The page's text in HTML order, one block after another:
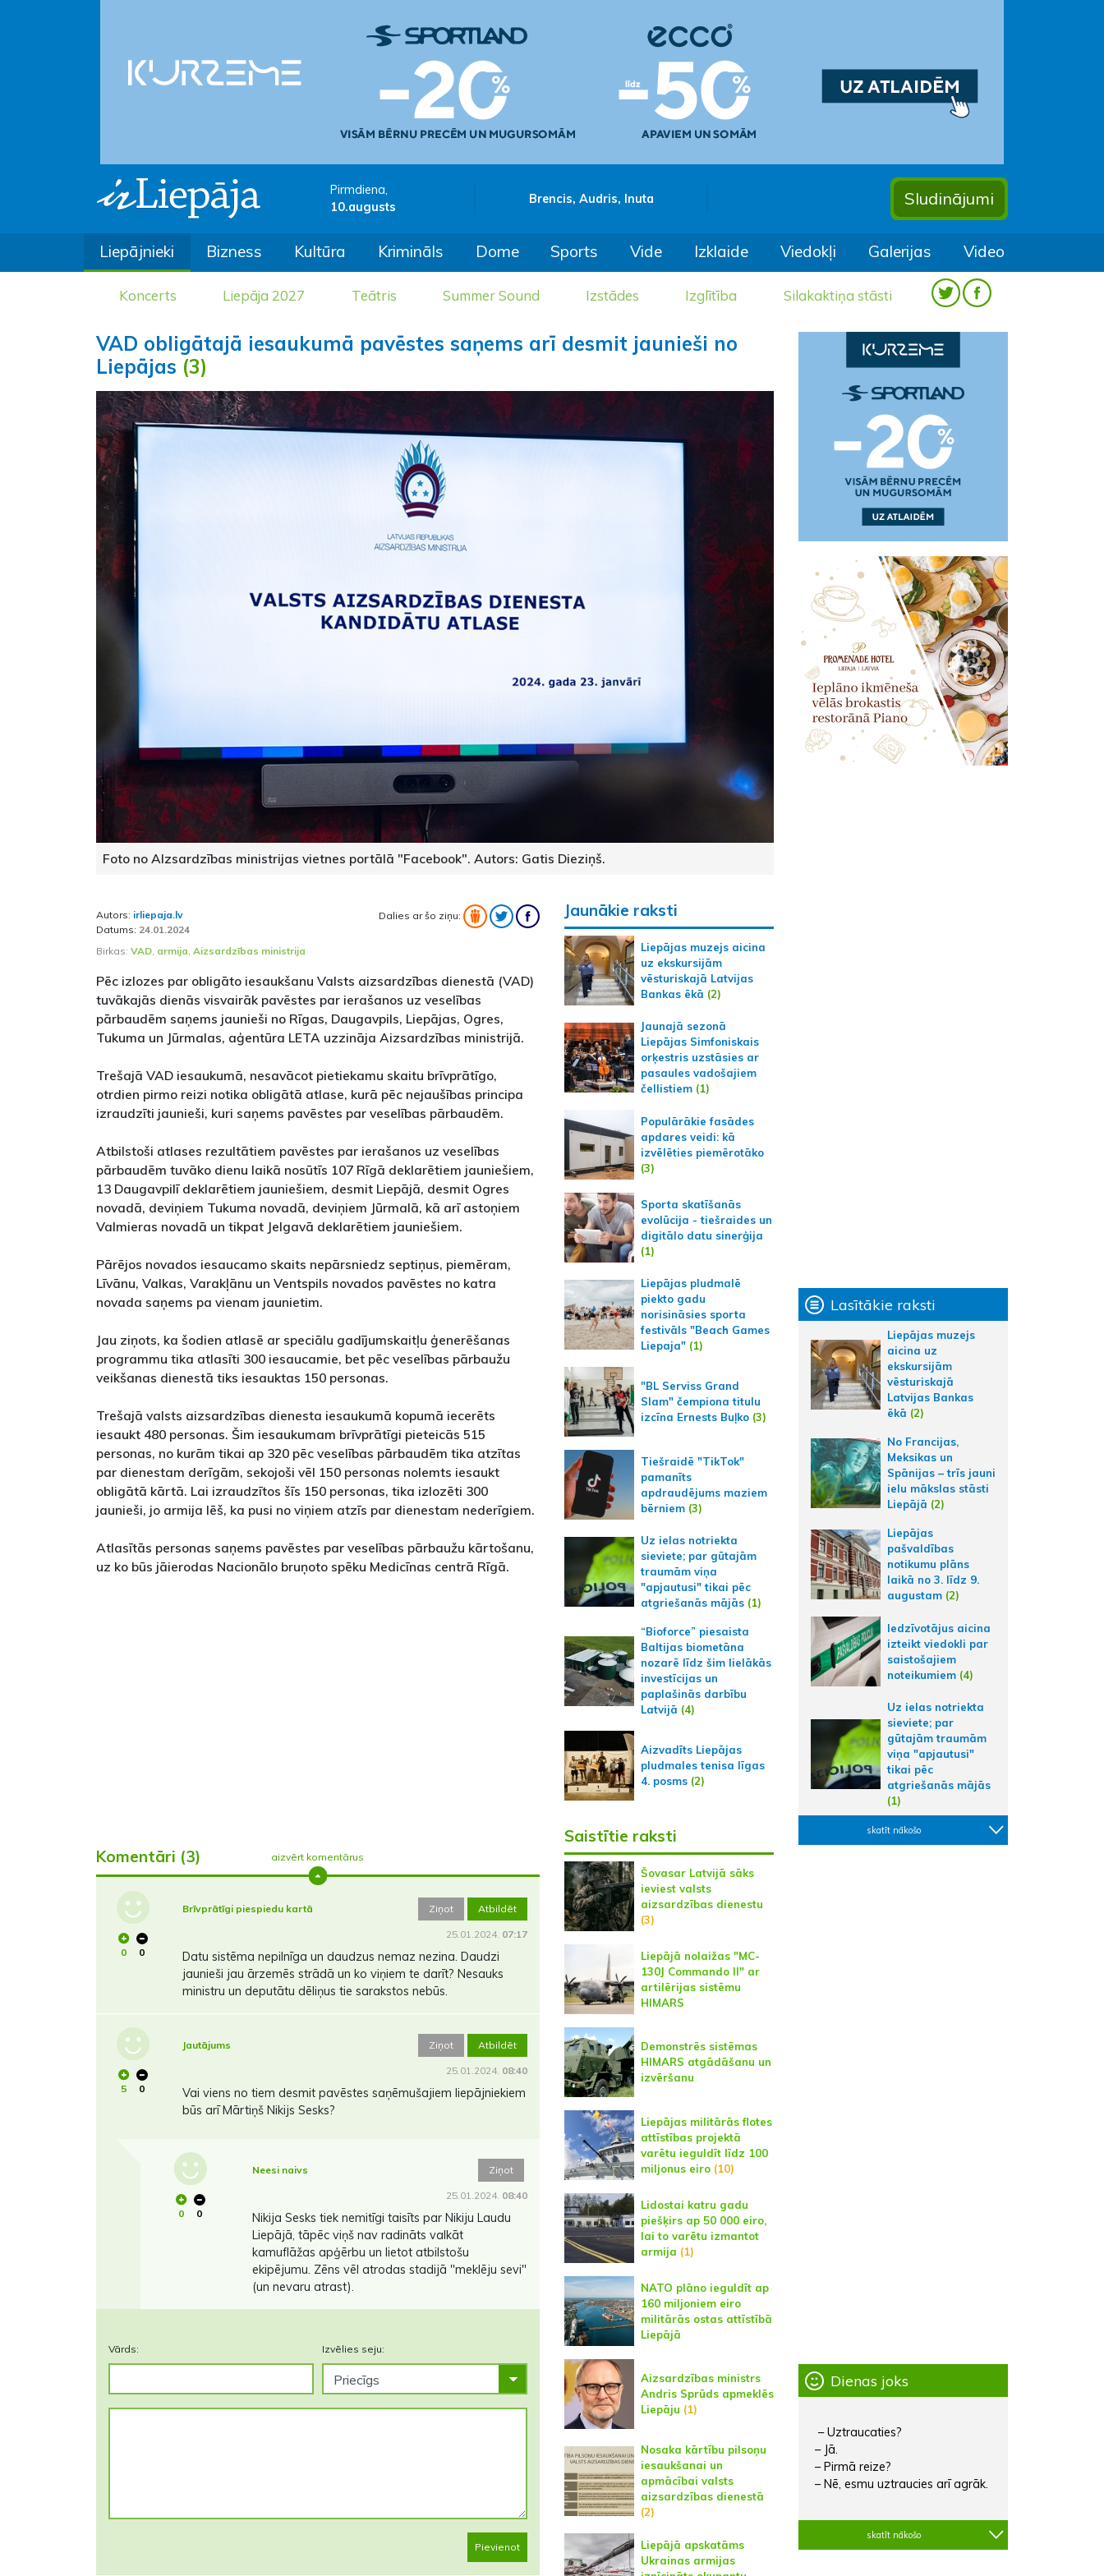
Pirmdiena,
10.augusts
Brencis, Audris, Inuta Sludinājumi
Liepājnieki Bizness Kultūra Krimināls Dome Sports Vide Izklaide Viedokļi Galerijas Video
Koncerts Liepāja 2027 Teātris Summer Sound Izstādes Izglītība Silakaktiņa stāsti
VAD obligātajā iesaukumā pavēstes saņems arī desmit jaunieši no
Liepājas (3)
Foto no AIzsardzības ministrijas vietnes portālā "Facebook". Autors: Gatis Dieziņš.
Autors: irliepaja.lv
Datums: 24.01.2024
Dalies ar šo ziņu:
Birkas: VAD, armija, Aizsardzības ministrija
Pēc izlozes par obligāto iesaukšanu Valsts aizsardzības dienestā (VAD)
tuvākajās dienās visvairāk pavēstes par ierašanos uz veselības
pārbaudēm saņems jaunieši no Rīgas, Daugavpils, Liepājas, Ogres,
Tukuma un Jūrmalas, aģentūra LETA uzzināja Aizsardzības ministrijā.
Trešajā VAD iesaukumā, nesavācot pietiekamu skaitu brīvprātīgo,
otrdien pirmo reizi notika obligātā atlase, kurā pēc nejaušības principa
izraudzīti jaunieši, kuri saņems pavēstes par veselības pārbaudēm.
Atbilstoši atlases rezultātiem pavēstes par ierašanos uz veselības
pārbaudēm tuvāko dienu laikā nosūtīs 107 Rīgā deklarētiem jauniešiem,
13 Daugavpilī deklarētiem jauniešiem, desmit Liepājā, desmit Ogres
novadā, deviņiem Tukuma novadā, deviņiem Jūrmalā, kā arī astoņiem
Valmieras novadā un tikpat Jelgavā deklarētiem jauniešiem.
Pārējos novados iesaucamo skaits nepārsniedz septiņus, piemēram,
Līvānu, Valkas, Varakļānu un Ventspils novados pavēstes no katra
novada saņems pa vienam jaunietim.
Jau ziņots, ka šodien atlasē ar speciālu gadījumskaitļu ģenerēšanas
programmu tika atlasīti 300 iesaucamie, bet pēc veselības pārbaužu
veikšanas dienestā tiks iesauktas 150 personas.
Trešajā valsts aizsardzības dienesta iesaukumā kopumā iecerēts
iesaukt 480 personas. Šim iesaukumam brīvprātīgi pieteicās 515
personas, no kurām tikai ap 320 pēc veselības pārbaudēm tika atzītas
par dienestam derīgām, sekojoši vēl 150 personas nolemts iesaukt
obligātā kārtā. Lai izraudzītos šīs 150 personas, tika izlozēti 300
jaunieši, jo armija lēš, ka pusi no viņiem atzīs par dienestam nederīgiem.
Atlasītās personas saņems pavēstes par veselības pārbaužu kārtošanu,
uz ko būs jāierodas Nacionālo bruņoto spēku Medicīnas centrā Rīgā.
Komentāri (3) aizvērt komentārus
0 0
Brīvprātīgi piespiedu kartā Ziņot Atbildēt
25.01.2024. 07:17
Datu sistēma nepilnīga un daudzus nemaz nezina. Daudzi
jaunieši jau ārzemēs strādā un ko viņiem te darīt? Nesauks
ministru un deputātu dēliņus tie sarakstos nebūs.
5 0
Jautājums Ziņot Atbildēt
25.01.2024. 08:40
Vai viens no tiem desmit pavēstes saņēmušajiem liepājniekiem
būs arī Mārtiņš Nikijs Sesks?
0 0
Neesi naivs Ziņot
25.01.2024. 08:40
Nikija Sesks tiek nemitīgi taisīts par Nikiju Laudu
Liepājā, tāpēc viņš nav radināts valkāt
kamuflāžas apģērbu un lietot atbilstošu
ekipējumu. Zēns vēl atrodas stadijā "meklēju sevi"
(un nevaru atrast).
Vārds: Izvēlies seju:
Pievienot
Jaunākie raksti
Liepājas muzejs aicina
uz ekskursijām
vēsturiskajā Latvijas
Bankas ēkā (2)
Jaunajā sezonā
Liepājas Simfoniskais
orķestris uzstāsies ar
pasaules vadošajiem
čellistiem(1)
Populārākie fasādes
apdares veidi: kā
izvēlēties piemērotāko
(3)
Sporta skatīšanās
evolūcija - tiešraides un
digitālo datu sinerģija
(1)
Liepājas pludmalē
piekto gadu
norisināsies sporta
festivāls "Beach Games
Liepaja"(1)
"BL Serviss Grand
Slam" čempiona titulu
izcīna Ernests Buļko(3)
Tiešraidē "TikTok"
pamanīts
apdraudējums maziem
bērniem(3)
Uz ielas notriekta
sieviete; par gūtajām
traumām viņa
"apjautusi" tikai pēc
atgriešanās mājās(1)
“Bioforce” piesaista
Baltijas biometāna
nozarē līdz šim lielākās
investīcijas un
paplašinās darbību
Latvijā (4)
Aizvadīts Liepājas
pludmales tenisa līgas
4. posms(2)
Saistītie raksti
Šovasar Latvijā sāks
ieviest valsts
aizsardzības dienestu
(3)
Liepājā nolaižas "MC-
130J Commando II" ar
artilērijas sistēmu
HIMARS
Demonstrēs sistēmas
HIMARS atgādāšanu un
izvēršanu
Liepājas militārās flotes
attīstības projektā
varētu ieguldīt līdz 100
miljonus eiro(10)
Lidostai katru gadu
piešķirs ap 50 000 eiro,
lai to varētu izmantot
armija (1)
NATO plāno ieguldīt ap
160 miljoniem eiro
militārās ostas attīstībā
Liepājā
Aizsardzības ministrs
Andris Sprūds apmeklēs
Liepāju (1)
Nosaka kārtību pilsoņu
iesaukšanai un
apmācībai valsts
aizsardzības dienestā
(2)
Liepājā apskatāms
Ukrainas armijas
Lasītākie raksti
Liepājas muzejs
aicina uz
ekskursijām
vēsturiskajā
Latvijas Bankas
ēkā (2)
No Francijas,
Meksikas un
Spānijas – trīs jauni
ielu mākslas stāsti
Liepājā (2)
Liepājas
pašvaldības
notikumu plāns
laikā no 3. līdz 9.
augustam (2)
Iedzīvotājus aicina
izteikt viedokli par
saistošajiem
noteikumiem (4)
Uz ielas notriekta
sieviete; par
gūtajām traumām
viņa "apjautusi"
tikai pēc
atgriešanās mājās
(1)
skatīt nākošo
Dienas joks
– Uztraucaties?
– Jā.
– Pirmā reize?
– Nē, esmu uztraucies arī agrāk.
skatīt nākošo